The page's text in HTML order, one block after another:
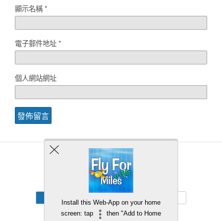
顯示名稱*
電子郵件地址*
個人網站網址
Back to top
Install this Web-App on your home
screen: tap
then "Add to Home